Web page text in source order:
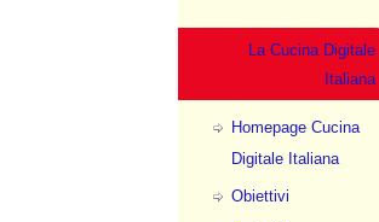
La Cucina Digitale
Italiana
Homepage Cucina
Digitale Italiana
Obiettivi